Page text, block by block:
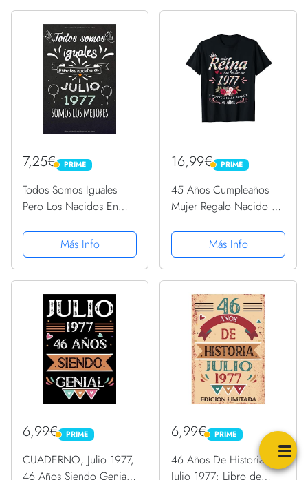
7,25€ PRIME
PRIME
Todos Somos Iguales
Pero Los Nacidos En
Mejores: Regalos de
Cumpleaños, Nacidos
en los años 1977 Regalos
Cuaderno...
Más Info
16,99€ PRIME
PRIME
45 Años Cumpleaños
Mujer Regalo Nacido En
CamisetaMás Info
6,99€ PRIME
PRIME
CUADERNO, Julio 1977,
46 Años Siendo Genial:
6,99€ PRIME
PRIME
46 Años De Historia
Julio 1977: Libro de